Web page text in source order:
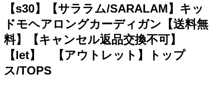
【s30】【サララム/SARALAM】キッ
ドモヘアロングカーディガン【送料無
料】【キャンセル返品交換不可】
【let】 【アウトレット】トップ
ス/TOPS